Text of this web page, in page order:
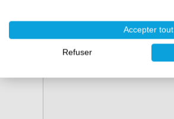
Accepter tout
Refuser